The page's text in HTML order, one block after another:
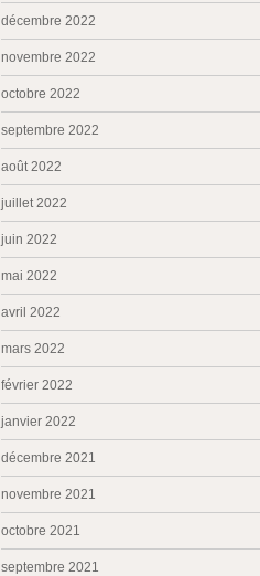
décembre 2022
novembre 2022
octobre 2022
septembre 2022
août 2022
juillet 2022
juin 2022
mai 2022
avril 2022
mars 2022
février 2022
janvier 2022
décembre 2021
novembre 2021
octobre 2021
septembre 2021